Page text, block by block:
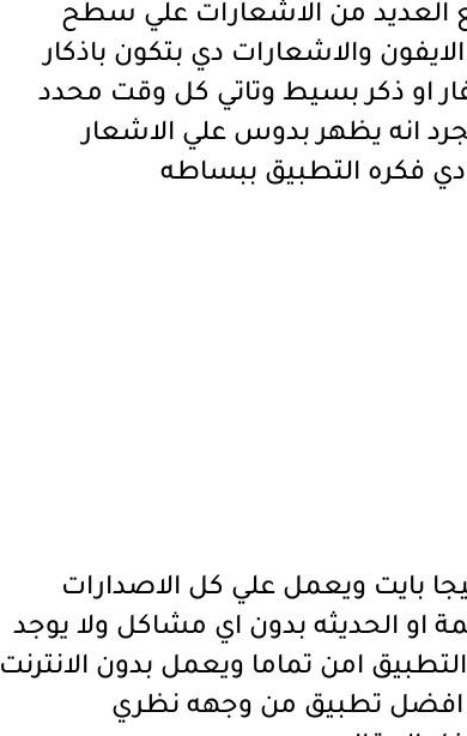
العديد من الاشعارات علي سطح
والاشعارات دي بتكون باذكار
او ذكر بسيط وتاتي كل وقت محدد
انه يظهر بدوس علي الاشعار
دي فكره التطبيق ببساطه
لا يتجاوز حجمه ال 30 ميجا بايت ويعمل علي كل الاصدارات
او الحديثه بدون اي مشاكل ولا يوجد
امن تماما ويعمل بدون الانترنت
افضل تطبيق من وجهه نظري